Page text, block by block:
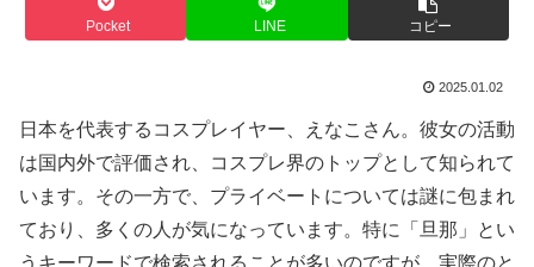
Pocket LINE コピー
2025.01.02
日本を代表するコスプレイヤー、えなこさん。彼女の活動
は国内外で評価され、コスプレ界のトップとして知られて
います。その一方で、プライベートについては謎に包まれ
ており、多くの人が気になっています。特に「旦那」とい
うキーワードで検索されることが多いのですが、実際のと